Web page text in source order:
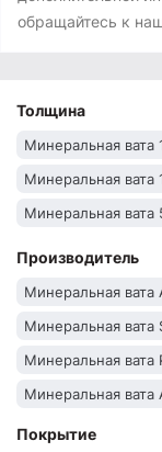
обращайтесь к
Толщина
Минеральная вата
Минеральная вата
Минеральная вата
Производитель
Минеральная вата
Минеральная вата
Минеральная вата
Минеральная вата
Минеральная вата
Покрытие